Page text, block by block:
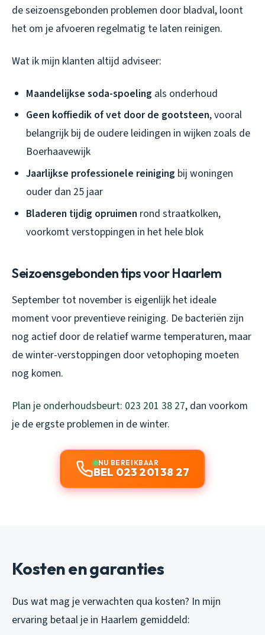
de seizoensgebonden problemen door bladval, loont
het om je afvoeren regelmatig te laten reinigen.
Wat ik mijn klanten altijd adviseer:
Maandelijkse soda-spoeling als onderhoud
Geen koffiedik of vet door de gootsteen, vooral
belangrijk bij de oudere leidingen in wijken zoals de
Boerhaavewijk
Jaarlijkse professionele reiniging bij woningen
ouder dan 25 jaar
Bladeren tijdig opruimen rond straatkolken,
voorkomt verstoppingen in het hele blok
Seizoensgebonden tips voor Haarlem
September tot november is eigenlijk het ideale
moment voor preventieve reiniging. De bacteriën zijn
nog actief door de relatief warme temperaturen, maar
de winter-verstoppingen door vetophoping moeten
nog komen.
Plan je onderhoudsbeurt: 023 201 38 27, dan voorkom
je de ergste problemen in de winter.
NU BEREIKBAAR
BEL 023 201 38 27
Kosten en garanties
Dus wat mag je verwachten qua kosten? In mijn
ervaring betaal je in Haarlem gemiddeld: